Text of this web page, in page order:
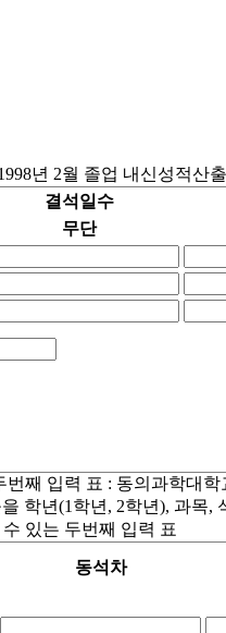
년 2월 졸업 내신성적산
결석일수
무단
번째 입력 표 : 동의과학대
학년(1학년, 2학년), 과목,
수 있는 두번째 입력 표
동석차